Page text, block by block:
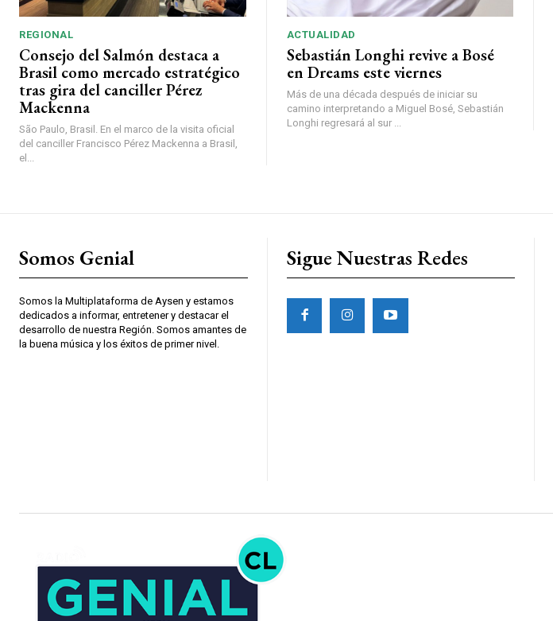
REGIONAL
Consejo del Salmón destaca a
Brasil como mercado estratégico
tras gira del canciller Pérez
Mackenna
São Paulo, Brasil. En el marco de la visita oficial
del canciller Francisco Pérez Mackenna a Brasil,
el...
ACTUALIDAD
Sebastián Longhi revive a Bosé
en Dreams este viernes
Más de una década después de iniciar su
camino interpretando a Miguel Bosé, Sebastián
Longhi regresará al sur ...
Somos Genial
Somos la Multiplataforma de Aysen y estamos
dedicados a informar, entretener y destacar el
desarrollo de nuestra Región. Somos amantes de
la buena música y los éxitos de primer nivel.
Sigue Nuestras Redes